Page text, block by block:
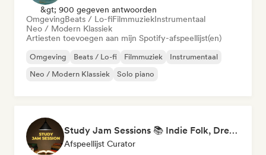
&gt; 900 gegeven antwoorden
OmgevingBeats / Lo-fiFilmmuziekInstrumentaal
Neo / Modern Klassiek
Artiesten toevoegen aan mijn Spotify-afspeellijst(en)
Omgeving Beats / Lo-fi Filmmuziek
Instrumentaal
Neo / Modern Klassiek
Solo piano
Study Jam Sessions 📚 Indie Folk, Dream Pop & Singer-Songwriter
Afspeellijst Curator